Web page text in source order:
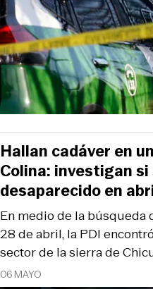
06 MAYO
En medio de la búsqueda
28 de abril, la PDI
sector de la sierra de
Hallan cadáver en
Colina: investigan
desaparecido en